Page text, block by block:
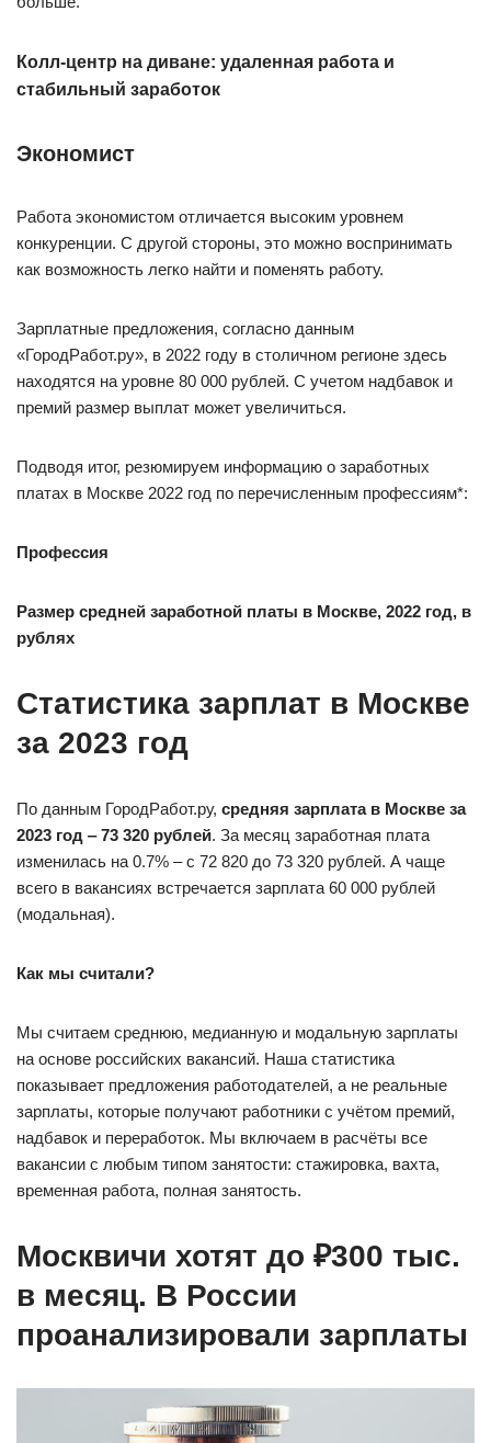
Колл-центр на диване: удаленная работа и
стабильный заработок
Экономист
Работа экономистом отличается высоким уровнем
конкуренции. С другой стороны, это можно воспринимать
как возможность легко найти и поменять работу.
Зарплатные предложения, согласно данным
«ГородРабот.ру», в 2022 году в столичном регионе здесь
находятся на уровне 80 000 рублей. С учетом надбавок и
премий размер выплат может увеличиться.
Подводя итог, резюмируем информацию о заработных
платах в Москве 2022 год по перечисленным профессиям*:
Профессия
Размер средней заработной платы в Москве, 2022 год, в
рублях
Статистика зарплат в Москве
за 2023 год
По данным ГородРабот.ру, средняя зарплата в Москве за
2023 год ‒ 73 320 рублей. За месяц заработная плата
изменилась на 0.7% ‒ с 72 820 до 73 320 рублей. А чаще
всего в вакансиях встречается зарплата 60 000 рублей
(модальная).
Как мы считали?
Мы считаем среднюю, медианную и модальную зарплаты
на основе российских вакансий. Наша статистика
показывает предложения работодателей, а не реальные
зарплаты, которые получают работники с учётом премий,
надбавок и переработок. Мы включаем в расчёты все
вакансии с любым типом занятости: стажировка, вахта,
временная работа, полная занятость.
Москвичи хотят до ₽300 тыс.
в месяц. В России
проанализировали зарплаты